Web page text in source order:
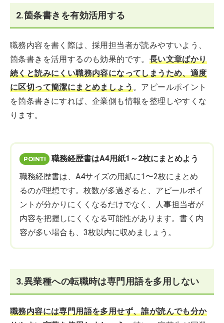
2.箇条書きを有効活用する
職務内容を書く際は、採用担当者が読みやすいよう、
箇条書きを活用するのも効果的です。 長い文章ばかり
続くと読みにくい職務内容になってしまうため、適度
に区切って簡潔にまとめましょう。アピールポイント
を箇条書きにすれば、企業側も情報を整理しやすくな
ります。
職務経歴書はA4用紙1～2枚にまとめよう
職務経歴書は、A4サイズの用紙に1〜2枚にまとめ
るのが理想です。枚数が多過ぎると、アピールポイ
ントが分かりにくくなるだけでなく、人事担当者が
内容を把握しにくくなる可能性があります。書く内
容が多い場合も、3枚以内に収めましょう。
3.異業種への転職時は専門用語を多用しない
職務内容には専門用語を多用せず、誰が読んでも分か